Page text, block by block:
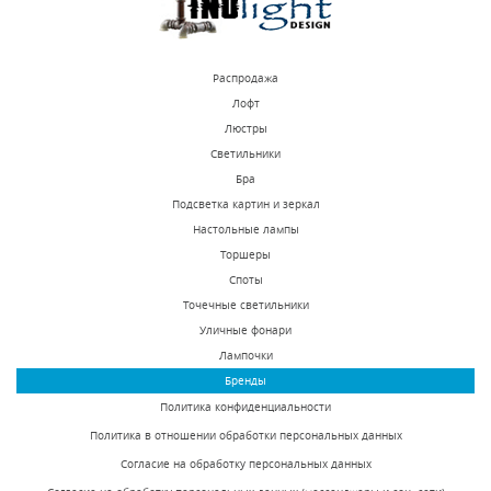
Распродажа
Лофт
Люстры
Светильники
Бра
Подсветка картин и зеркал
Настольные лампы
Торшеры
Споты
Точечные светильники
Уличные фонари
Лампочки
Бренды
Политика конфиденциальности
Политика в отношении обработки персональных данных
Согласие на обработку персональных данных